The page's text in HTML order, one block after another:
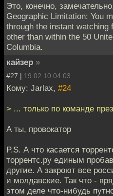
Это, конечно,
Geographic Limitation: You
through the instant watching
other than within the 50
Columbia.
кайзер »
#27 | 19.02.10 04:03
Кому: Jarlax, #24
> ... только по команде
А ты, провокатор
P.S. А что касается
торрентс.ру единым
другие. А закроют все
и молдавские. Так что -
этом деле что-нибудь